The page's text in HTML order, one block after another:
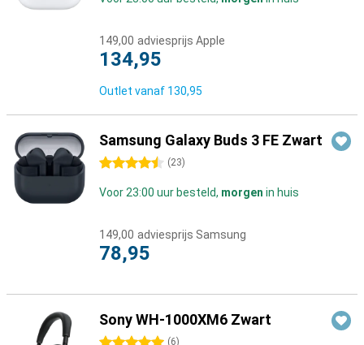
149,00 adviesprijs Apple
134,95
Outlet vanaf 130,95
Samsung Galaxy Buds 3 FE Zwart
4.5 sterren (23)
Voor 23:00 uur besteld, morgen in huis
149,00 adviesprijs Samsung
78,95
Sony WH-1000XM6 Zwart
(6)